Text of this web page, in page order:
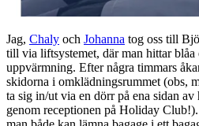
Jag, Chaly och Johanna tog oss till
till via liftsystemet, där man hittar
uppvärmning. Efter några timmars
skidorna i omklädningsrummet (obs,
ta sig in/ut via en dörr på ena sidan
genom receptionen på Holiday